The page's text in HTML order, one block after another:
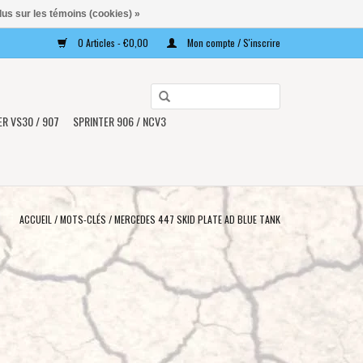
0 Articles - €0,00 Mon compte / S'inscrire
pour
sélectionner
résultat
Entrée
VS30 / 907
SPRINTER 906 / NCV3
ACCUEIL /MOTS-CLÉS /MERCEDES 447 SKID PLATE AD BLUE TANK
sur les témoins (cookies) »